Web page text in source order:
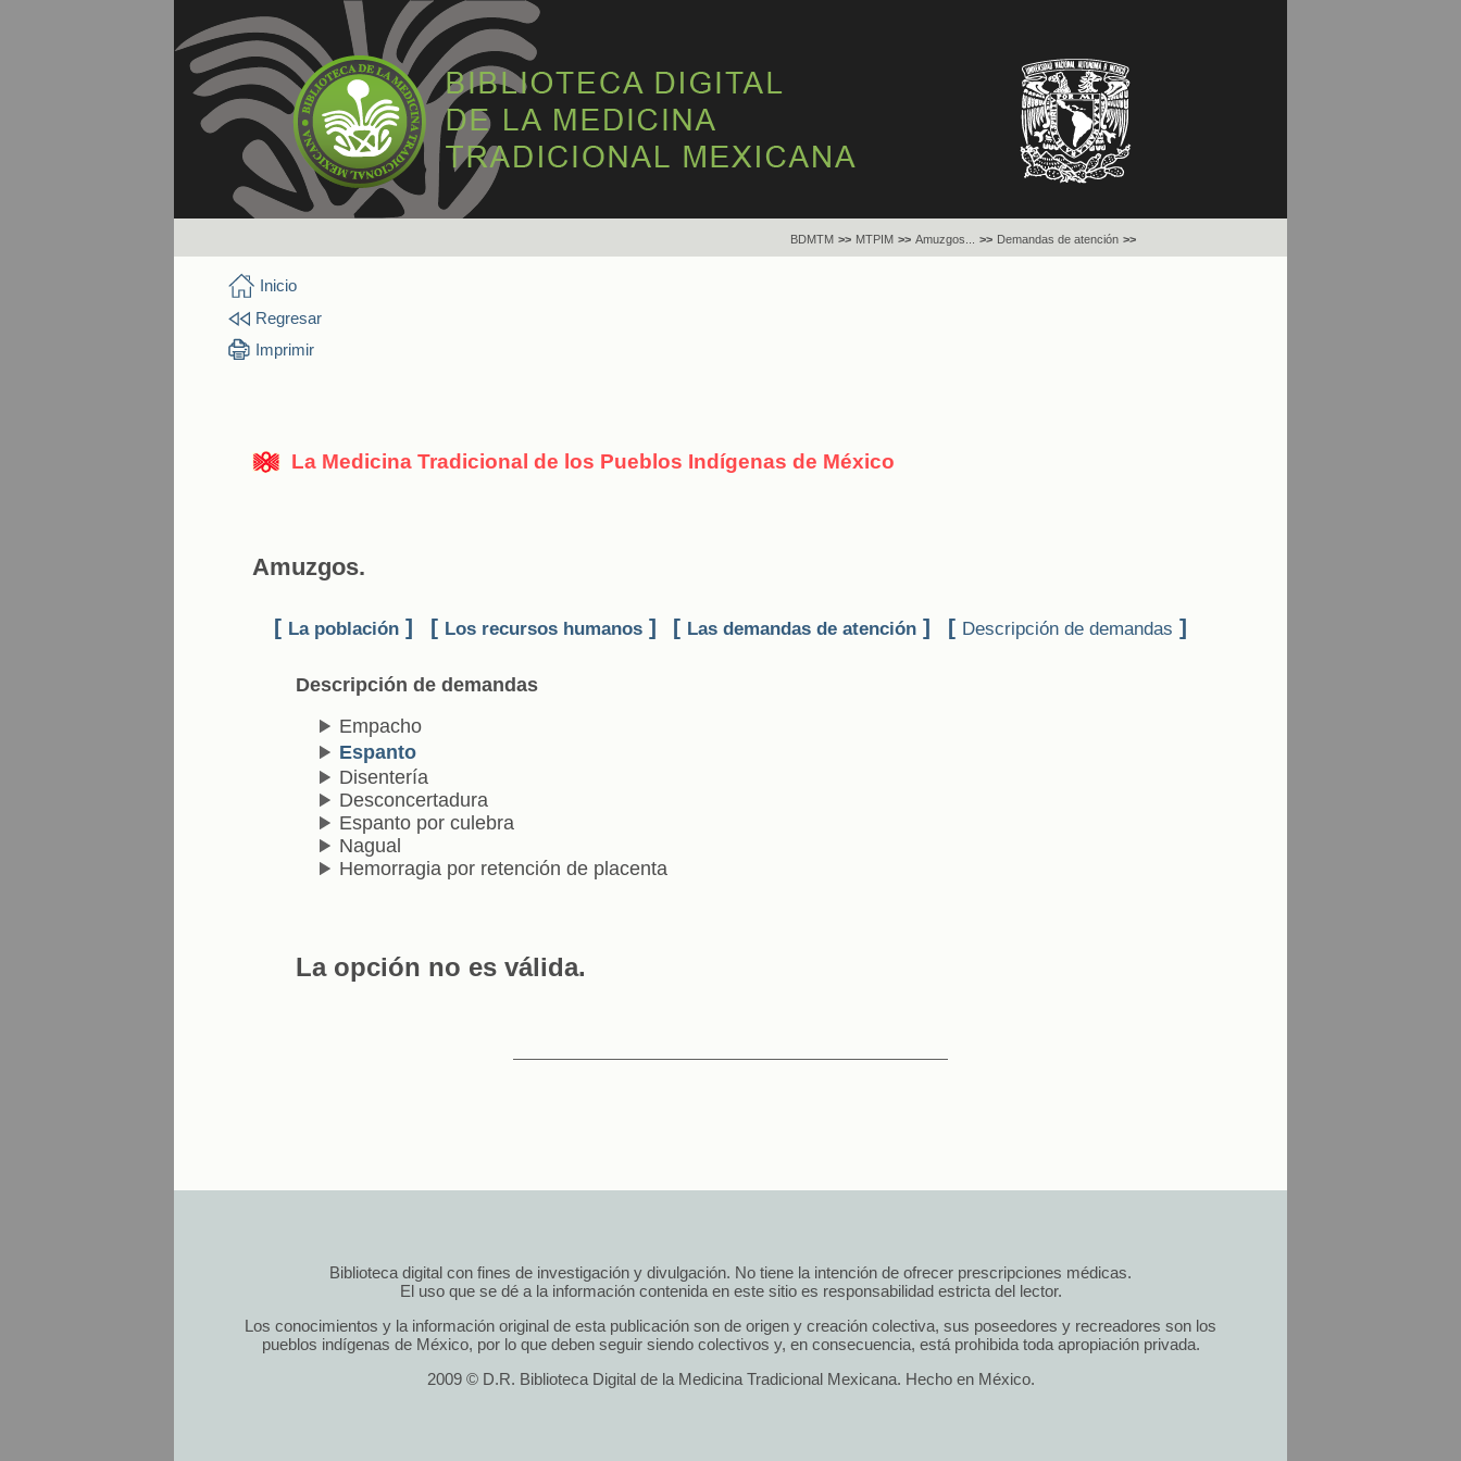
BDMTM >> MTPIM >> Amuzgos... >> Demandas de atención >>
Inicio
Regresar
Imprimir
La Medicina Tradicional de los Pueblos Indígenas de México
Amuzgos.
[ La población ] [ Los recursos humanos ] [ Las demandas de atención ] [ Descripción de demandas ]
Descripción de demandas
Empacho
Espanto
Disentería
Desconcertadura
Espanto por culebra
Nagual
Hemorragia por retención de placenta
La opción no es válida.
Biblioteca digital con fines de investigación y divulgación. No tiene la intención de ofrecer prescripciones médicas.
El uso que se dé a la información contenida en este sitio es responsabilidad estricta del lector.
Los conocimientos y la información original de esta publicación son de origen y creación colectiva, sus poseedores y recreadores son los
pueblos indígenas de México, por lo que deben seguir siendo colectivos y, en consecuencia, está prohibida toda apropiación privada.
2009 © D.R. Biblioteca Digital de la Medicina Tradicional Mexicana. Hecho en México.